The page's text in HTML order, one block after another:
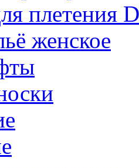
плетения
женское